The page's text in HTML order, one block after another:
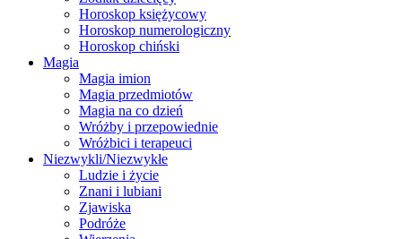
Horoskop księżycowy
Horoskop numerologiczny
Horoskop chiński
Magia
Magia imion
Magia przedmiotów
Magia na co dzień
Wróżby i przepowiednie
Wróżbici i terapeuci
Niezwykli/Niezwykłe
Ludzie i życie
Znani i lubiani
Zjawiska
Podróże